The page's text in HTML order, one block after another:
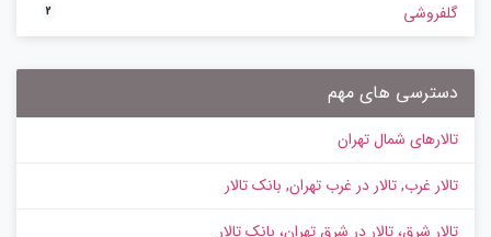
گلفروشی 2
دسترسی های مهم
تالارهای شمال تهران
تالار غرب, تالار در غرب تهران, بانک تالار
تالار شرق، تالار در شرق تهران، بانک تالار